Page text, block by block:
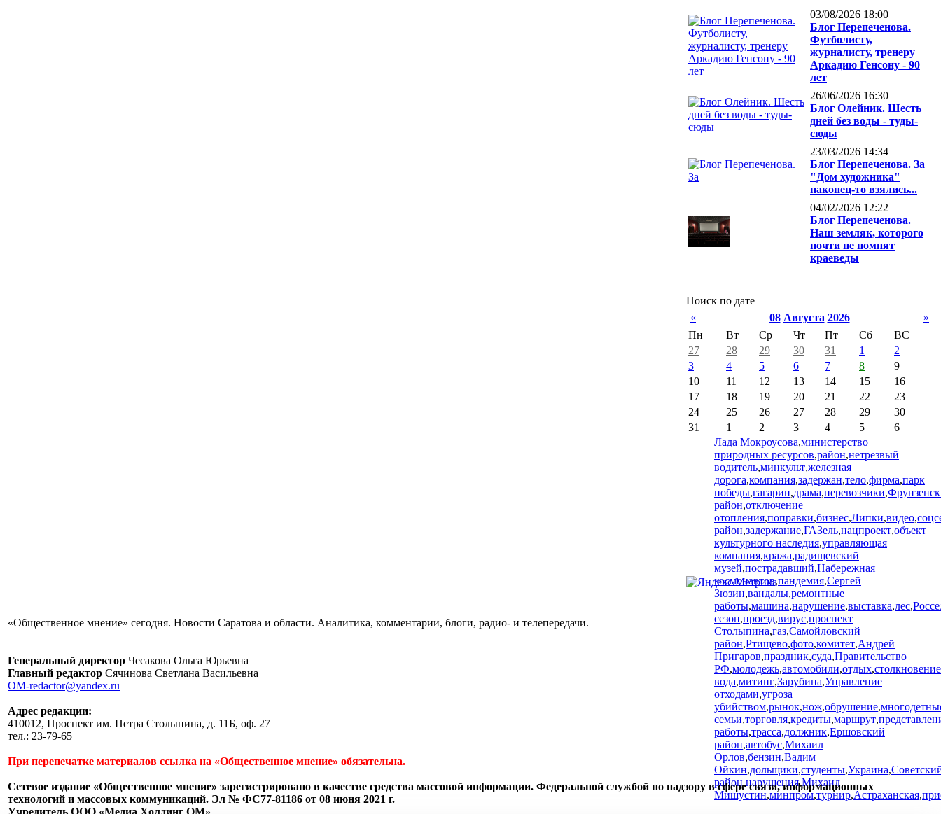
03/08/2026 18:00
Блог Перепеченова.
Футболисту,
журналисту, тренеру
Аркадию Генсону - 90
лет
26/06/2026 16:30
Блог Олейник. Шесть
дней без воды - туды-
сюды
23/03/2026 14:34
Блог Перепеченова. За
"Дом художника"
наконец-то взялись...
04/02/2026 12:22
Блог Перепеченова.
Наш земляк, которого
почти не помнят
краеведы
Поиск по дате
«
08 Августа 2026
»
Пн
Вт Ср Чт Пт Сб
ВС
27
28 29 30 31 1
2
3
4 5 6 7 8
9
10
11 12 13 14 15
16
17
18 19 20 21 22
23
24
25 26 27 28 29
30
31
1 2 3 4 5
6
Лада Мокроусова,министерство
природных ресурсов,район,нетрезвый
водитель,минкульт,железная
дорога,компания,задержан,тело,фирма,парк
победы,гагарин,драма,перевозчики,
район,отключение
отопления,поправки,бизнес,Липки,видео,
район,задержание,ГАЗель,нацпроект,объект
культурного наследия,управляющая
компания,кража,радищевский
музей,пострадавший,Набережная
космонавтов,пандемия,Сергей
Зюзин,вандалы,ремонтные
работы,машина,нарушение,выставка,лес,
сезон,проезд,вирус,проспект
Столыпина,газ,Самойловский
район,Ртищево,фото,комитет,Андрей
Пригаров,праздник,суда,Правительство
РФ,молодежь,автомобили,отдых,столкновение
вода,митинг,Зарубина,Управление
отходами,угроза
убийством,рынок,нож,обрушение,
семьи,торговля,кредиты,маршрут,
работы,трасса,должник,Ершовский
район,автобус,Михаил
Орлов,бензин,Вадим
Ойкин,дольщики,студенты,Украина,
район,нарушения,Михаил
Мишустин,минпром,турнир,Астраханская,
«Общественное мнение» сегодня. Новости Саратова и области. Аналитика, комментарии, блоги, радио- и телепередачи.
Генеральный директор Чесакова Ольга Юрьевна
Главный редактор Сячинова Светлана Васильевна
OM-redactor@yandex.ru
Адрес редакции:
410012, Проспект им. Петра Столыпина, д. 11Б, оф. 27
тел.: 23-79-65
При перепечатке материалов ссылка на «Общественное мнение» обязательна.
Сетевое издание «Общественное мнение» зарегистрировано в качестве средства массовой информации. Федеральной службой по надзору в сфере связи, информационных
технологий и массовых коммуникаций. Эл № ФС77-81186 от 08 июня 2021 г.
Учредитель ООО «Медиа Холдинг ОМ»